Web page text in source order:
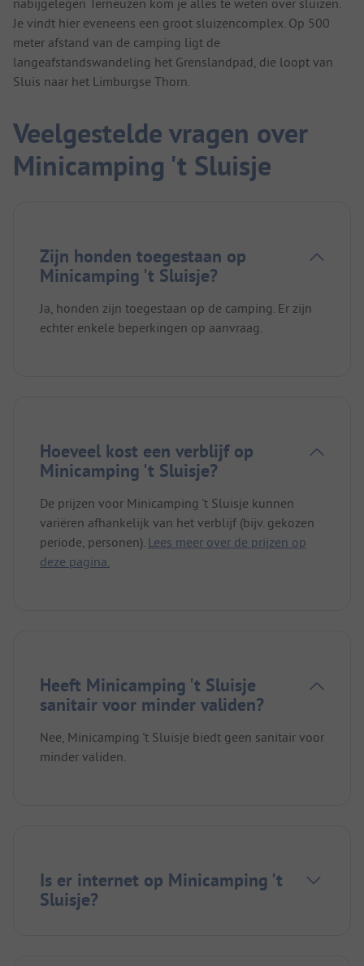
Je vindt hier eveneens een groot sluizencomplex. Op 500
meter afstand van de camping ligt de
langeafstandswandeling het Grenslandpad, die loopt van
Sluis naar het Limburgse Thorn.
Veelgestelde vragen over
Minicamping 't Sluisje
Zijn honden toegestaan op
Minicamping 't Sluisje?
Ja, honden zijn toegestaan op de camping. Er zijn
echter enkele beperkingen op aanvraag.
Hoeveel kost een verblijf op
Minicamping 't Sluisje?
De prijzen voor Minicamping 't Sluisje kunnen
variëren afhankelijk van het verblijf (bijv. gekozen
periode, personen). Lees meer over de prijzen op
deze pagina.
Heeft Minicamping 't Sluisje
sanitair voor minder validen?
Nee, Minicamping 't Sluisje biedt geen sanitair voor
minder validen.
Is er internet op Minicamping 't
Sluisje?